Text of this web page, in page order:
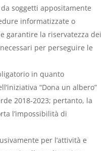
soggetti appositamente
informatizzate o
garantire la riservatezza dei
per perseguire le
in quanto
“Dona un albero”
2018-2023; pertanto, la
l’impossibilità di
per l’attività e